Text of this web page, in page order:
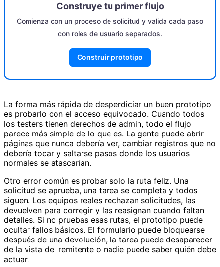
Construye tu primer flujo
Comienza con un proceso de solicitud y valida cada paso
con roles de usuario separados.
Construir prototipo
La forma más rápida de desperdiciar un buen prototipo
es probarlo con el acceso equivocado. Cuando todos
los testers tienen derechos de admin, todo el flujo
parece más simple de lo que es. La gente puede abrir
páginas que nunca debería ver, cambiar registros que no
debería tocar y saltarse pasos donde los usuarios
normales se atascarían.
Otro error común es probar solo la ruta feliz. Una
solicitud se aprueba, una tarea se completa y todos
siguen. Los equipos reales rechazan solicitudes, las
devuelven para corregir y las reasignan cuando faltan
detalles. Si no pruebas esas rutas, el prototipo puede
ocultar fallos básicos. El formulario puede bloquearse
después de una devolución, la tarea puede desaparecer
de la vista del remitente o nadie puede saber quién debe
actuar.